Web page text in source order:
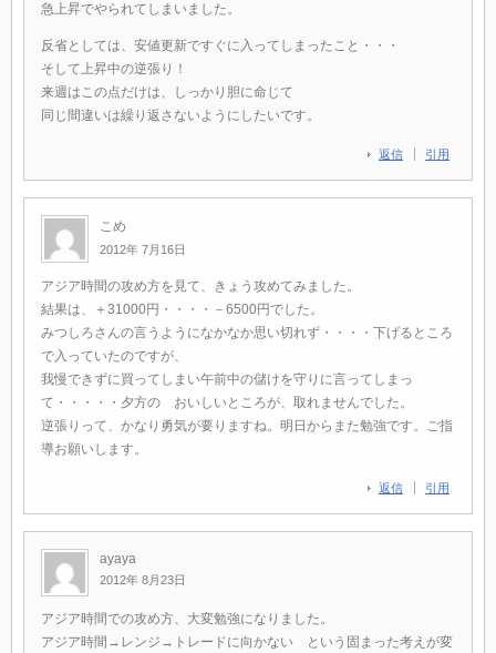
返信 引用
急上昇でやられてしまいました。
反省としては、安値更新ですぐに入ってしまったこと・・・
そして上昇中の逆張り！
来週はこの点だけは、しっかり胆に命じて
同じ間違いは繰り返さないようにしたいです。
こめ
2012年 7月16日
返信 引用
アジア時間の攻め方を見て、きょう攻めてみました。
結果は、＋31000円・・・・－6500円でした。
みつしろさんの言うようになかなか思い切れず・・・・下げるところ
で入っていたのですが、
我慢できずに買ってしまい午前中の儲けを守りに言ってしまっ
て・・・・・夕方の おいしいところが、取れませんでした。
逆張りって、かなり勇気が要りますね。明日からまた勉強です。ご指
導お願いします。
ayaya
2012年 8月23日
アジア時間での攻め方、大変勉強になりました。
アジア時間→レンジ→トレードに向かない という固まった考えが変